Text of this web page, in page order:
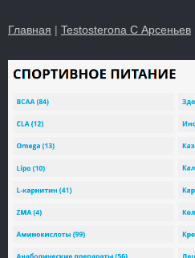
Главная | Testosterona C Арсеньев